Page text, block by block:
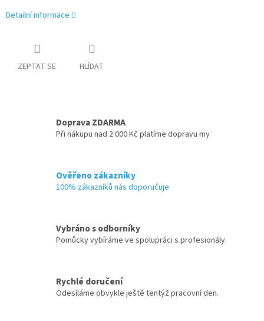
Detailní informace
ZEPTAT SE HLÍDAT
Doprava ZDARMA
Při nákupu nad 2 000 Kč platíme dopravu my
Ověřeno zákazníky
100% zákazníků nás doporučuje
Vybráno s odborníky
Pomůcky vybíráme ve spolupráci s profesionály.
Rychlé doručení
Odesíláme obvykle ještě tentýž pracovní den.